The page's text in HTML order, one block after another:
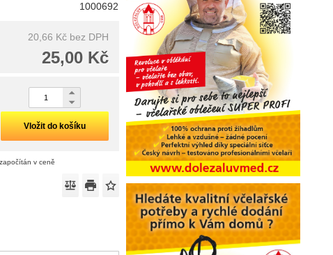
1000692
20,66 Kč bez DPH
25,00 Kč
Vložit do košíku
v ceně